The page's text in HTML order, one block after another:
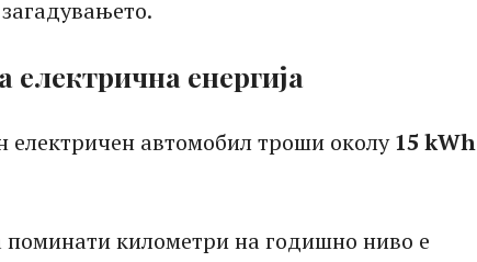
енергија
електричен автомобил троши околу15 kWh
поминати километри на годишно ниво е